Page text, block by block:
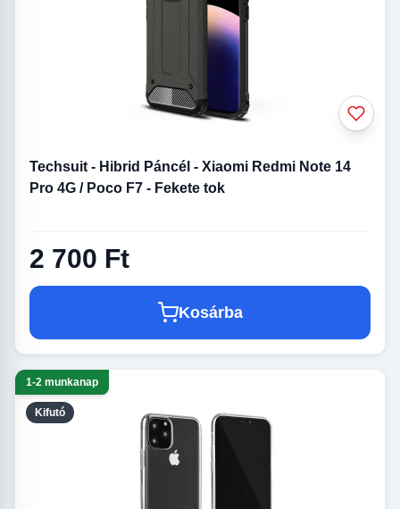
Techsuit - Hibrid Páncél - Xiaomi Redmi Note 14
Pro 4G / Poco F7 - Fekete tok
2 700 Ft
Kosárba
Kifutó
1-2 munkanap